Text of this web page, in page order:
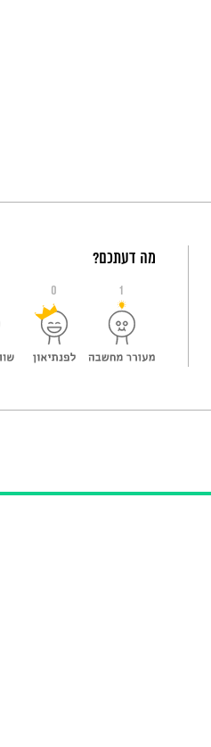
מה דעתכם?
0 1